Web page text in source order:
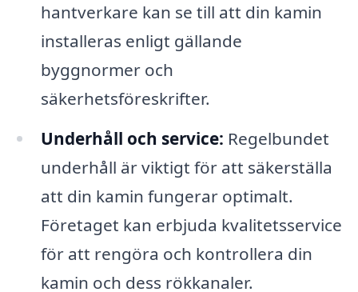
hantverkare kan se till att din kamin
installeras enligt gällande
byggnormer och
säkerhetsföreskrifter.
Underhåll och service: Regelbundet
underhåll är viktigt för att säkerställa
att din kamin fungerar optimalt.
Företaget kan erbjuda kvalitetsservice
för att rengöra och kontrollera din
kamin och dess rökkanaler.